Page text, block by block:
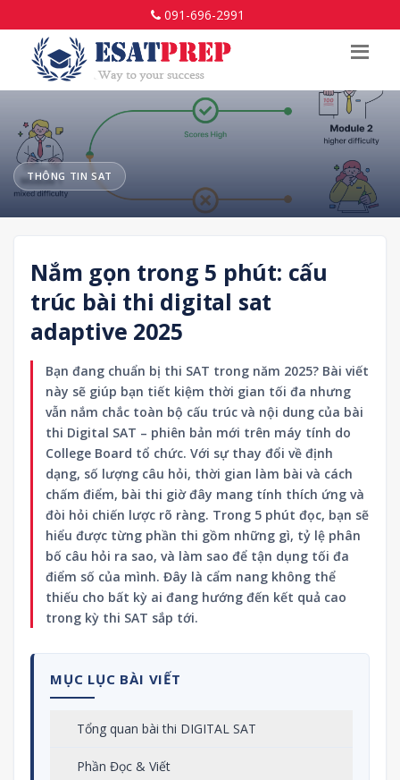
091-696-2991
THÔNG TIN SAT
Nắm gọn trong 5 phút: cấu
trúc bài thi digital sat
adaptive 2025
Bạn đang chuẩn bị thi SAT trong năm 2025? Bài viết
này sẽ giúp bạn tiết kiệm thời gian tối đa nhưng
vẫn nắm chắc toàn bộ cấu trúc và nội dung của bài
thi Digital SAT – phiên bản mới trên máy tính do
College Board tổ chức. Với sự thay đổi về định
dạng, số lượng câu hỏi, thời gian làm bài và cách
chấm điểm, bài thi giờ đây mang tính thích ứng và
đòi hỏi chiến lược rõ ràng. Trong 5 phút đọc, bạn sẽ
hiểu được từng phần thi gồm những gì, tỷ lệ phân
bố câu hỏi ra sao, và làm sao để tận dụng tối đa
điểm số của mình. Đây là cẩm nang không thể
thiếu cho bất kỳ ai đang hướng đến kết quả cao
trong kỳ thi SAT sắp tới.
MỤC LỤC BÀI VIẾT
Tổng quan bài thi DIGITAL SAT
Phần Đọc & Viết